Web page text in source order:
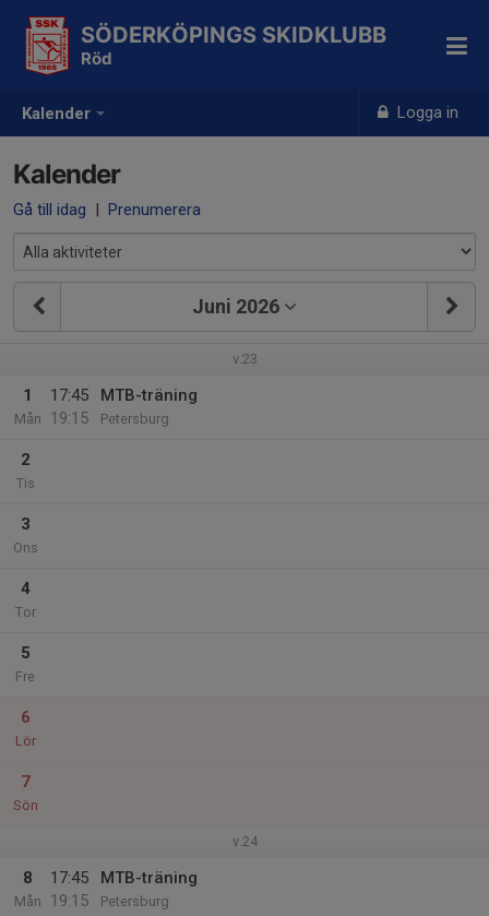
Kalender Logga in
SÖDERKÖPINGS SKIDKLUBB
Röd
Kalender
Gå till idag | Prenumerera
Juni 2026
v.23
1
Mån
17:45
19:15
MTB-träning
Petersburg
2
Tis
3
Ons
4
Tor
5
Fre
6
Lör
7
Sön
v.24
8
Mån
17:45
19:15
MTB-träning
Petersburg